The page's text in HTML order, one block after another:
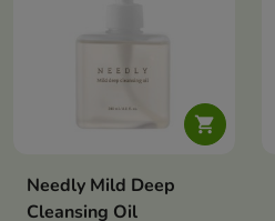

Needly Mild Deep
Cleansing Oil